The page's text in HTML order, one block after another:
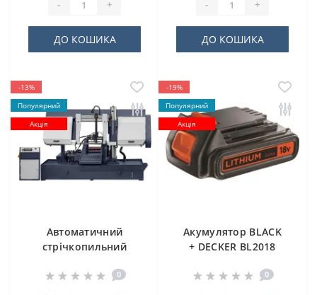
- +
ДО КОШИКА
- +
ДО КОШИКА
-13%
Популярний
Акція
Автоматичний
стрічкопильний
500SA
0
-19%
Популярний
Акція
Акумулятор BLACK
+ DECKER BL2018
0